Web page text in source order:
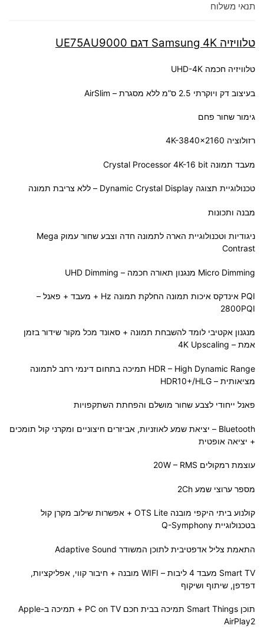
תנאי משלוח
טלוויזיה Samsung 4K דגם UE75AU9000
טלוויזיה חכמה UHD-4K
בעיצוב דק ויוקרתי 2.5 ס”מ ללא מסגרת – AirSlim
גימור שחור פחם
רזולוציה 4K-3840×2160
מעבד תמונה Crystal Processor 4K-16 bit
טכנולוגיית תצוגה Dynamic Crystal Display – ללא צריבת תמונה
מבנה ותכונות
ניגודיות וטכנולוגיית הארה לתמונה חדה וצבע שחור עמוק Mega
Contrast
Micro Dimming מנגנון תאורה חכמה – UHD Dimming
PQI אינדקס איכות תמונה החלקת תמונה Hz + מעבד + פאנל –
2800PQI
מנגנון אקטיבי לומד להשבחת תמונה + סאונד מכל מקור שידור בזמן
אמת – 4K Upscaling
HDR – High Dynamic Range תמיכה בתחום דינמי רחב לתמונה
מציאותית – HDR10+/HLG
פאנל ייחודי לצבע שחור מושלם והפחתת השתקפויות
Bluetooth – יציאת שמע לאוזניות, אביזרים חיצוניים ומקרני קול תומכים
+ יציאה אופטית
עוצמת רמקולים 20W – RMS
מספר ערוצי שמע 2Ch
קולנוע ביתי היקפי מובנה OTS Lite + אפשרות שילוב מקרן קול
בטכנולוגיית Q-Symphony
התאמת צליל אדפטיבית לתוכן המשודר Adaptive Sound
Smart TV מעבד 4 ליבות – WIFI מובנה + חיבור קווי, אפליקציות,
דפדפן, שיתוף ושיקוף
תוכן Smart Things תמיכה בבית חכם PC on TV + תמיכה ב-Apple
AirPlay2